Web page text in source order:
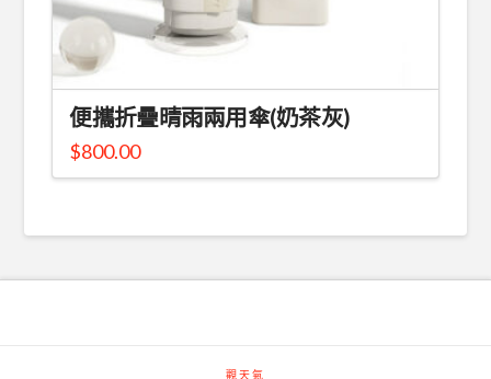
便攜折疊晴雨兩用傘(奶茶灰)
$800.00
觀天氣